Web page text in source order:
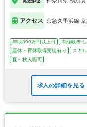
アクセス 京急久里浜線
年収800万円以上可 未経験者
産休・育休取得実績有り
スキ
夏～秋入職可
求人の詳細を見る